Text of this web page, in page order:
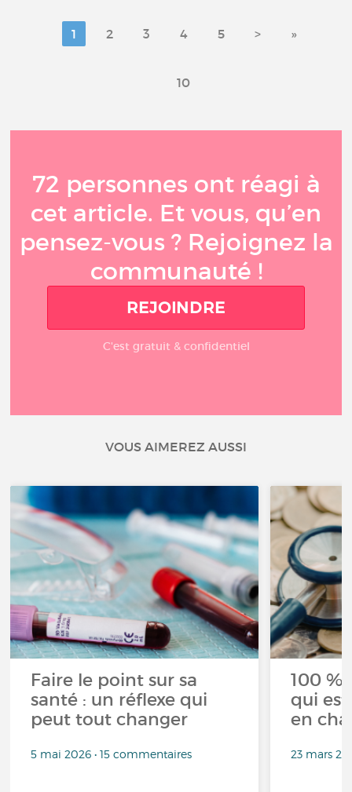
1 2 3 4 5 > »
10
72 personnes ont réagi à
cet article. Et vous, qu’en
pensez-vous ? Rejoignez la
communauté !
REJOINDRE
C'est gratuit & confidentiel
VOUS AIMEREZ AUSSI
Faire le point sur sa
santé : un réflexe qui
peut tout changer
5 mai 2026 • 15 commentaires
100 %
qui
en
23 mars